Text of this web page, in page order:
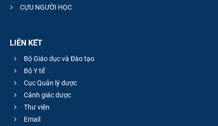
CỰU NGƯỜI HỌC
LIÊN KẾT
Bộ Giáo dục và Đào tạo
Bộ Y tế
Cục Quản lý dược
Cảnh giác dược
Thư viện
Email